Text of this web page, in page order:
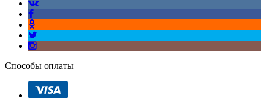
Способы оплаты